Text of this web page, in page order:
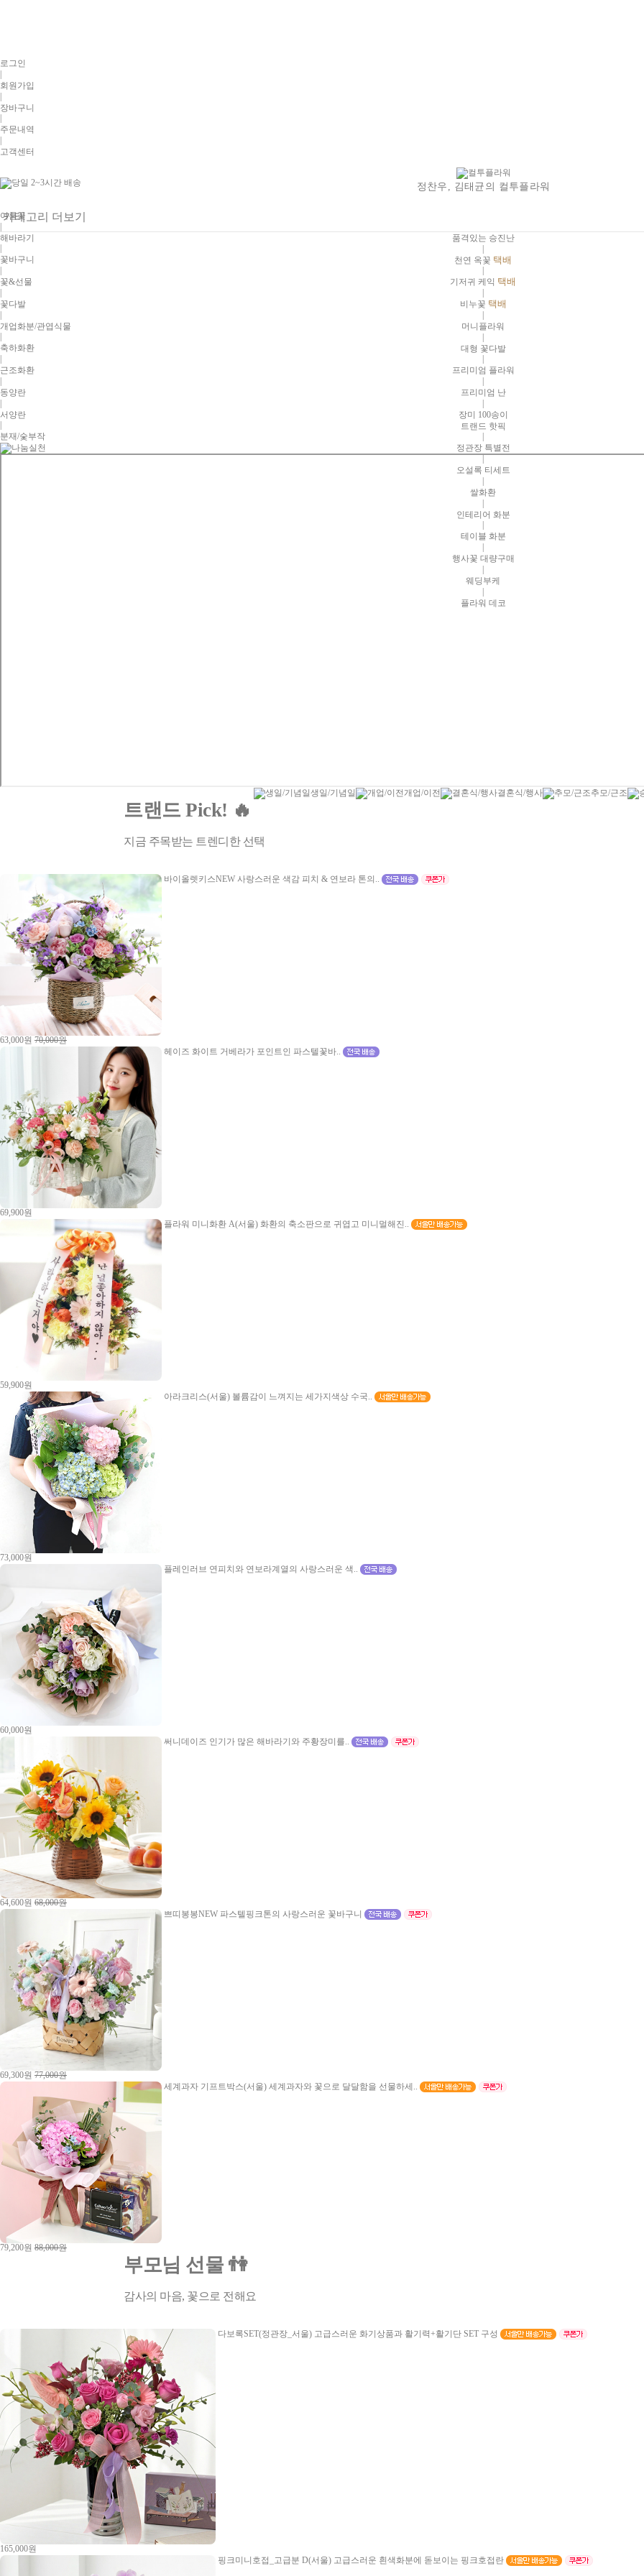
로그인
|
회원가입
|
장바구니
주문내역
고객센터
정찬우, 김태균의 컬투플라워
카테고리 더보기
품격있는 승진난
|
천연 옥꽃 택배
기저귀 케익 택배
비누꽃 택배
|
머니플라워
|
대형 꽃다발
프리미엄 플라워
프리미엄 난
|
장미 100송이
트랜드 핫픽
정관장 특별전
오설록 티세트
|
쌀화환
|
인테리어 화분
테이블 화분
행사꽃 대량구매
|
웨딩부케
|
플라워 데코
여름꽃
|
해바라기
꽃바구니
꽃&선물
|
꽃다발
|
개업화분/관엽식물
축하화환
근조화환
|
동양란
|
서양란
분재/숯부작
생일/기념일 개업/이전 결혼식/행사 추모/근조
트랜드 Pick! 🔥
지금 주목받는 트렌디한 선택
바이올렛키스NEW 사랑스러운 색감 피치 & 연보라 톤의..
63,000원 70,000원
헤이즈 화이트 거베라가 포인트인 파스텔꽃바..
69,900원
플라워 미니화환 A(서울) 화환의 축소판으로 귀엽고 미니멀해진..
59,900원
아라크리스(서울) 볼륨감이 느껴지는 세가지색상 수국..
73,000원
플레인러브 연피치와 연보라계열의 사랑스러운 색..
60,000원
써니데이즈 인기가 많은 해바라기와 주황장미를..
64,600원 68,000원
쁘띠봉봉NEW 파스텔핑크톤의 사랑스러운 꽃바구니
69,300원 77,000원
세계과자 기프트박스(서울) 세계과자와 꽃으로 달달함을 선물하세..
79,200원 88,000원
부모님 선물 👫
감사의 마음, 꽃으로 전해요
다보록SET(정관장_서울) 고급스러운 화기상품과 활기력+활기단 SET 구성
165,000원
핑크미니호접_고급분 D(서울) 고급스러운 흰색화분에 돋보이는 핑크호접란